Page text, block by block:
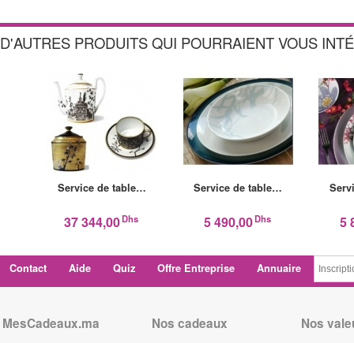
D'AUTRES PRODUITS QUI POURRAIENT VOUS
Service de table…
37 344,00Dhs
Service de table…
5 490,00Dhs 5
Contact Aide Quiz Offre Entreprise Annuaire
MesCadeaux.ma Nos cadeaux Nos